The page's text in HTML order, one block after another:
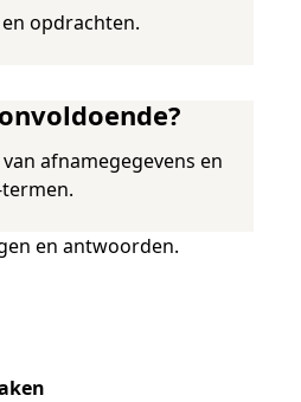
opdrachten.
afnamegegevens en
en antwoorden.